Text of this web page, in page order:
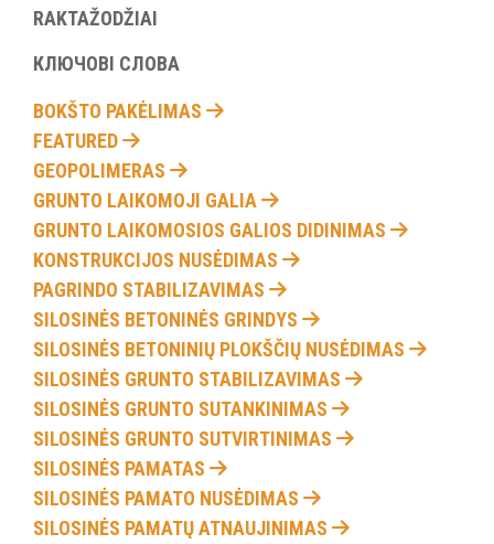
RAKTAŽODŽIAI
КЛЮЧОВІ СЛОВА
BOKŠTO PAKĖLIMAS
FEATURED
GEOPOLIMERAS
GRUNTO LAIKOMOJI GALIA
GRUNTO LAIKOMOSIOS GALIOS DIDINIMAS
KONSTRUKCIJOS NUSĖDIMAS
PAGRINDO STABILIZAVIMAS
SILOSINĖS BETONINĖS GRINDYS
SILOSINĖS BETONINIŲ PLOKŠČIŲ NUSĖDIMAS
SILOSINĖS GRUNTO STABILIZAVIMAS
SILOSINĖS GRUNTO SUTANKINIMAS
SILOSINĖS GRUNTO SUTVIRTINIMAS
SILOSINĖS PAMATAS
SILOSINĖS PAMATO NUSĖDIMAS
SILOSINĖS PAMATŲ ATNAUJINIMAS